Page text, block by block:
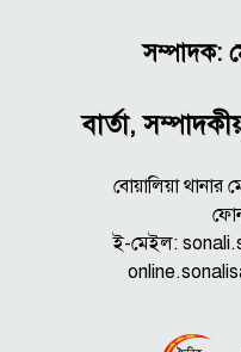
সম্পাদক:
বার্তা,
বোয়ালিয়া থানার
ই-মেইল: